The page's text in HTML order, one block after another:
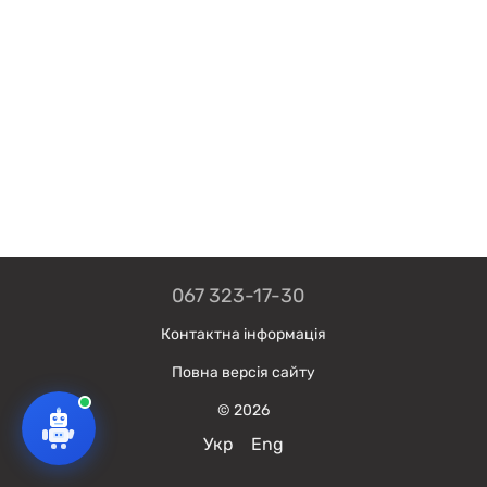
067 323-17-30
Контактна інформація
Повна версія сайту
© 2026
Укр Eng